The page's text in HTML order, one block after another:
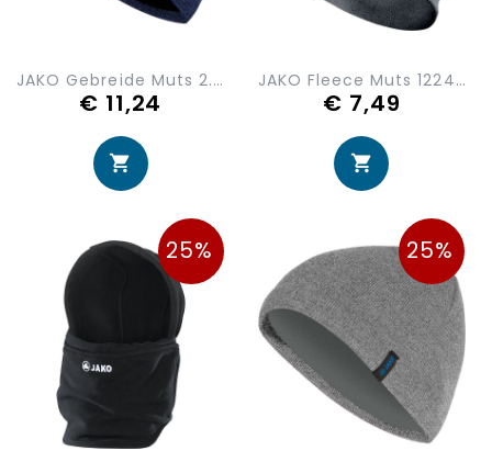
JAKO Gebreide Muts 2.0 1223-09
€ 11,24
JAKO Fleece Muts 1224-40
€ 7,49
25% 25%